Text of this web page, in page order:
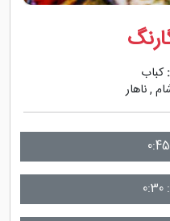
کباب
,ناهار